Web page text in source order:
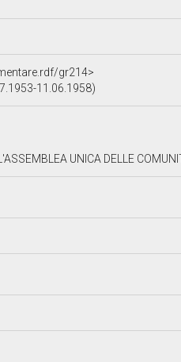
gr214>
11.06.1958)
UNICA DELLE